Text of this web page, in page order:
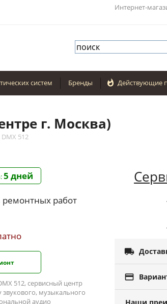
Интернет-
систем Бренды  Действующие
г. Москва)
512
5 дней
ремонтных работ
512, сервисный центр
музыкального
аудио

